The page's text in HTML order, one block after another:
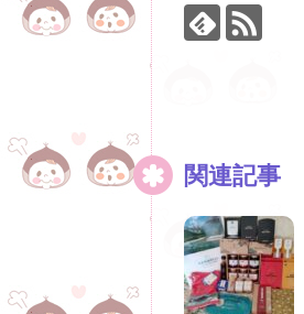
関連記事